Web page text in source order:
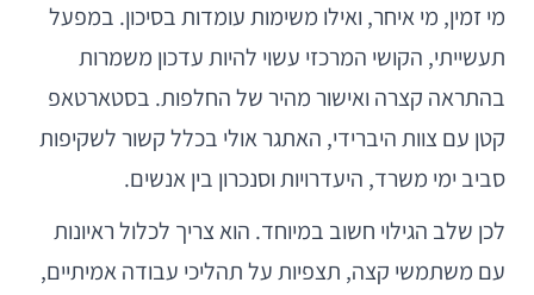
מי זמין, מי איחר, ואילו משימות עומדות בסיכון. במפעל
תעשייתי, הקושי המרכזי עשוי להיות עדכון משמרות
בהתראה קצרה ואישור מהיר של החלפות. בסטארטאפ
קטן עם צוות היברידי, האתגר אולי בכלל קשור לשקיפות
סביב ימי משרד, היעדרויות וסנכרון בין אנשים.
לכן שלב הגילוי חשוב במיוחד. הוא צריך לכלול ראיונות
עם משתמשי קצה, תצפיות על תהליכי עבודה אמיתיים,